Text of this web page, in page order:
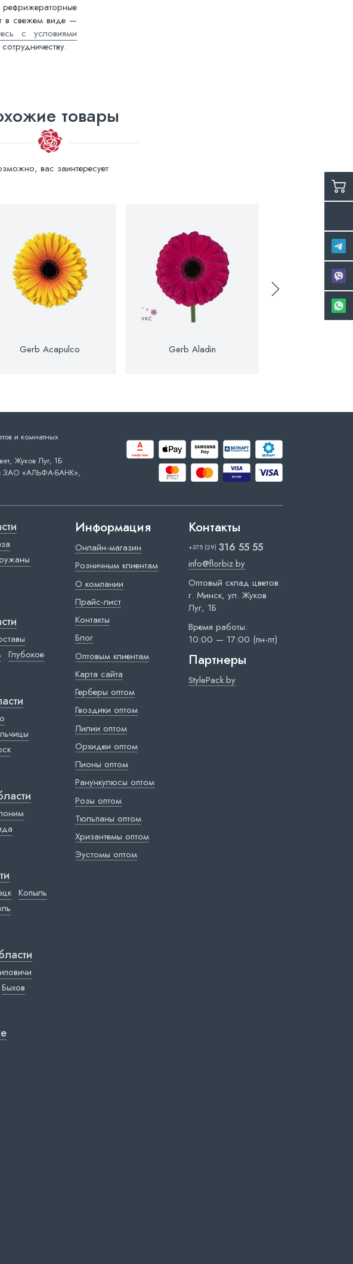
в свежем виде —
с условиями
товары
вас заинтересует
Gerb Acapulco Gerb Aladin
и комнатных
Жуков Луг, 1Б
ЗАО «АЛЬФА-БАНК»,
Глубокое
Копыль
Быхов
Информация
Онлайн-магазин
Розничным клиентам
О компании
Прайс-лист
Контакты
Блог
Оптовым клиентам
Карта сайта
Герберы оптом
Гвоздики оптом
Лилии оптом
Орхидеи оптом
Пионы оптом
Ранункулюсы оптом
Розы оптом
Тюльпаны оптом
Хризантемы оптом
Эустомы оптом
Контакты
+375 (29) 316 55 55
info@florbiz.by
Оптовый склад цветов:
г. Минск, ул. Жуков
Луг, 1Б
Время работы:
10:00 — 17:00 (пн-пт)
Партнеры
StylePack.by